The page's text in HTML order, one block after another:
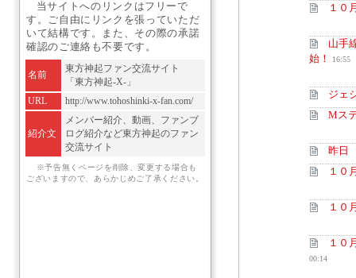
１０
山手
始！
16:55
ジェ
Mス
昨日
１０
１０
１０
00:14
当サイトへのリンクはフリーで
す。ご自由にリンクを張っていただ
いて結構です。また、その際の承諾
確認のご連絡も不要です。
名前
東方神起ファン交流サイト
「東方神起-X-」
URL
http://www.tohoshinki-x-fan.com/
紹介文
メンバー紹介、動画、ファンブ
ログ紹介など東方神起のファン
交流サイト
※予告無くページを削除、変更する場合も
ございますので、あらかじめご了承ください。